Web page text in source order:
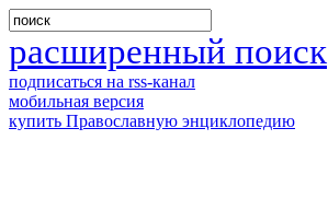
расширенный поиск
подписаться на rss-канал
мобильная версия
купить Православную энциклопедию